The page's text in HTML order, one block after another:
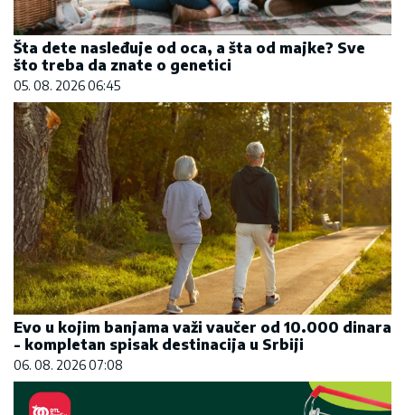
Šta dete nasleđuje od oca, a šta od majke? Sve
što treba da znate o genetici
05. 08. 2026 06:45
Evo u kojim banjama važi vaučer od 10.000 dinara
- kompletan spisak destinacija u Srbiji
06. 08. 2026 07:08